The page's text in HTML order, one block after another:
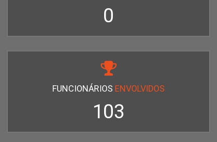
0
FUNCIONÁRIOS ENVOLVIDOS
110